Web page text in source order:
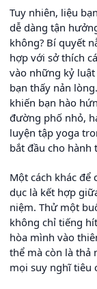
Tuy nhiên, liệu
dễ dàng tận
không? Bí quyết
hợp với sở thích
vào những kỷ
bạn thấy nản
khiến bạn hào
đường phố nhỏ,
luyện tập yoga
bắt đầu cho hành
Một cách khác
dục là kết hợp
niệm. Thử một
không chỉ tiếng
hòa mình vào
thể mà còn là thả
mọi suy nghĩ tiêu